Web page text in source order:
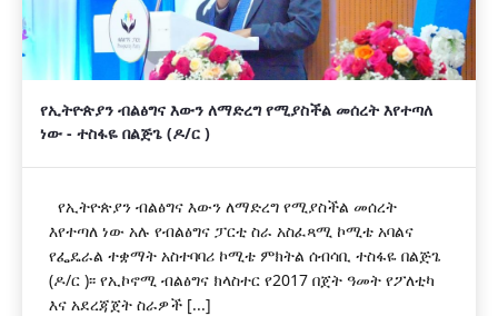
የኢትዮጵያን ብልፅግና እውን ለማድረግ የሚያስችል መሰረት እየተጣለ
ነው - ተስፋዬ በልጅጌ (ዶ/ር )
የኢትዮጵያን ብልፅግና እውን ለማድረግ የሚያስችል መሰረት
እየተጣለ ነው አሉ የብልፅግና ፓርቲ ስራ አስፈጻሚ ኮሚቴ አባልና
የፌዴራል ተቋማት አስተባባሪ ኮሚቴ ምክትል ሰብሳቢ ተስፋዬ በልጅጌ
(ዶ/ር )፡፡ የኢኮኖሚ ብልፅግና ክላስተር የ2017 በጀት ዓመት የፖለቲካ
እና አደረጃጀት ስራዎች [...]